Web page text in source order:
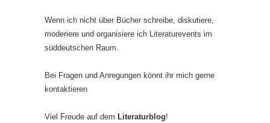
Wenn ich nicht über Bücher schreibe, diskutiere,
moderiere und organisiere ich Literaturevents im
süddeutschen Raum.
Bei Fragen und Anregungen könnt ihr mich gerne
kontaktieren
Viel Freude auf dem Literaturblog!